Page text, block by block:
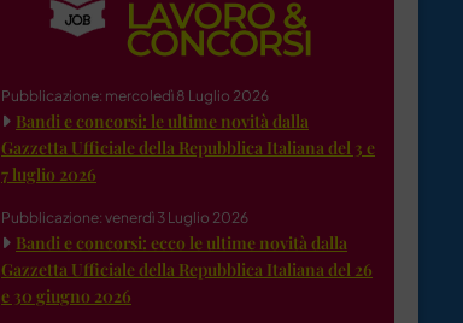
Pubblicazione: mercoledì 8 Luglio 2026
Bandi e concorsi: le ultime novità dalla
Gazzetta Ufficiale della Repubblica Italiana del 3 e
7 luglio 2026
Pubblicazione: venerdì 3 Luglio 2026
Bandi e concorsi: ecco le ultime novità dalla
Gazzetta Ufficiale della Repubblica Italiana del 26
e 30 giugno 2026